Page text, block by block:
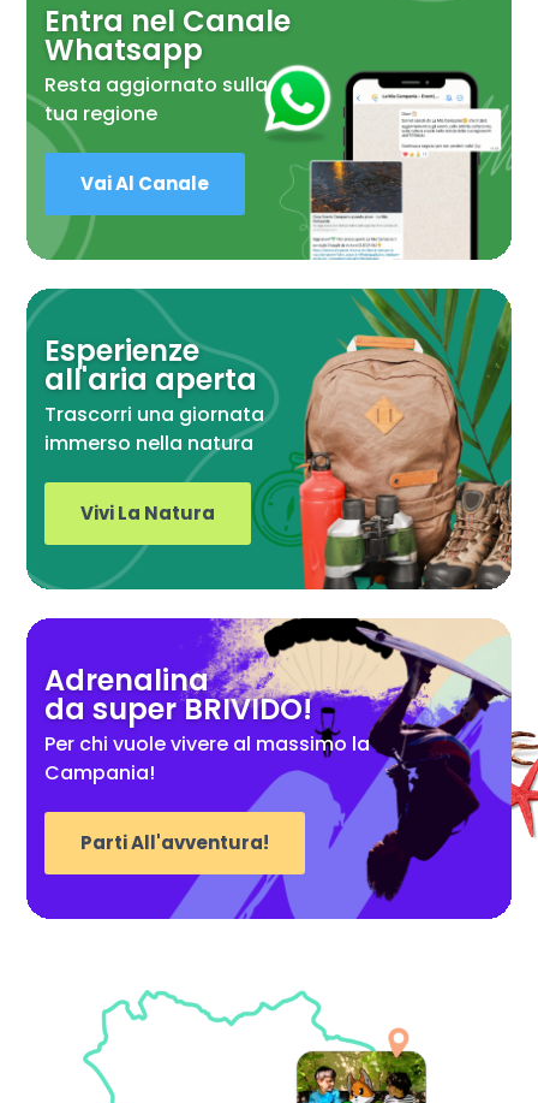
Entra nel Canale
Whatsapp
Resta aggiornato sulla
tua regione
Vai Al Canale
Esperienze
all'aria aperta
Trascorri una giornata
immerso nella natura
Vivi La Natura
Adrenalina
da super BRIVIDO!
Per chi vuole vivere al massimo la
Campania!
Parti All'avventura!